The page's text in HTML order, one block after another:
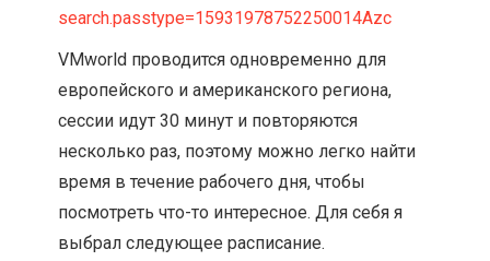
search.passtype=15931978752250014Azc
VMworld проводится одновременно для
европейского и американского региона,
сессии идут 30 минут и повторяются
несколько раз, поэтому можно легко найти
время в течение рабочего дня, чтобы
посмотреть что-то интересное. Для себя я
выбрал следующее расписание.